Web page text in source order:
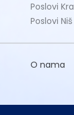
Poslovi
Poslovi Niš
O nama